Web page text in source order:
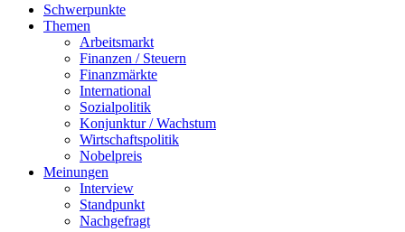
Schwerpunkte
Themen
Arbeitsmarkt
Finanzen / Steuern
Finanzmärkte
International
Sozialpolitik
Konjunktur / Wachstum
Wirtschaftspolitik
Nobelpreis
Meinungen
Interview
Standpunkt
Nachgefragt